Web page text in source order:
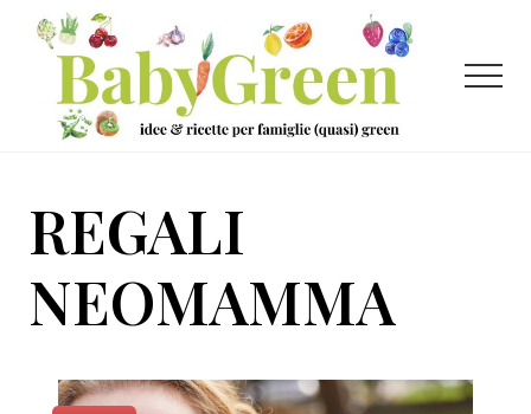
Menu
Passa
contenuto
principale
Passa
ricette
per
famiglie
green
Menu
REGALI
NEOMAMMA